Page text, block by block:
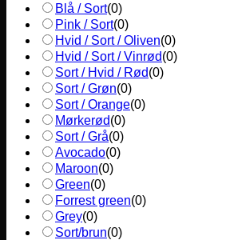
Blå / Sort(0)
Pink / Sort(0)
Hvid / Sort / Oliven(0)
Hvid / Sort / Vinrød(0)
Sort / Hvid / Rød(0)
Sort / Grøn(0)
Sort / Orange(0)
Mørkerød(0)
Sort / Grå(0)
Avocado(0)
Maroon(0)
Green(0)
Forrest green(0)
Grey(0)
Sort/brun(0)